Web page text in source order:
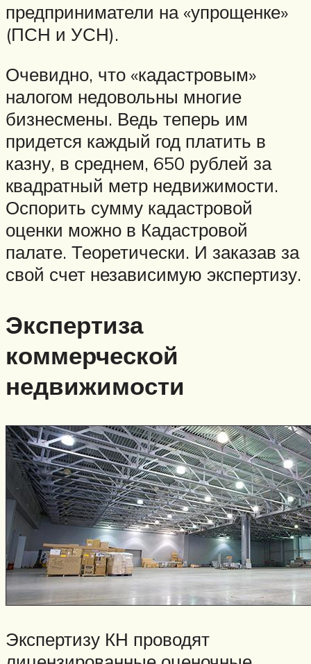
предприниматели на «упрощенке»
(ПСН и УСН).
Очевидно, что «кадастровым»
налогом недовольны многие
бизнесмены. Ведь теперь им
придется каждый год платить в
казну, в среднем, 650 рублей за
квадратный метр недвижимости.
Оспорить сумму кадастровой
оценки можно в Кадастровой
палате. Теоретически. И заказав за
свой счет независимую экспертизу.
Экспертиза
коммерческой
недвижимости
Экспертизу КН проводят